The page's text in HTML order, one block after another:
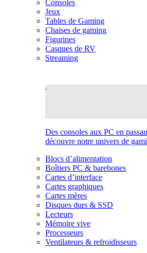
Consoles
Jeux
Tables de Gaming
Chaises de gaming
Figurines
Casques de RV
Streaming
Des consoles aux PC en
découvre notre univers de
Blocs d’alimentation
Boîtiers PC & barebones
Cartes d’interface
Cartes graphiques
Cartes mères
Disques durs & SSD
Lecteurs
Mémoire vive
Processeurs
Ventilateurs & refroidisseurs